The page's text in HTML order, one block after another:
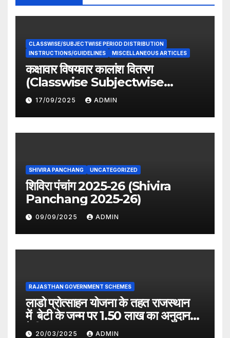
CLASSWISE/SUBJECTWISE PERIOD DISTRIBUTION
INSTRUCTIONS/GUIDELINES
MISCELLANEOUS ARTICLES
कक्षावार विषयवार कालांश वितरण
(Classwise Subjectwise
period distribution)
17/09/2025 ADMIN
SHIVIRA PANCHANG UNCATEGORIZED
शिविरा पंचांग 2025-26 (Shivira
Panchang 2025-26)
09/09/2025 ADMIN
RAJASTHAN GOVERNMENT SCHEMES
लाडो प्रोत्साहन योजना के तहत राजस्थान
में बेटी के जन्म पर 1.50 लाख का अनुदान
देगी सरकार
20/03/2025 ADMIN